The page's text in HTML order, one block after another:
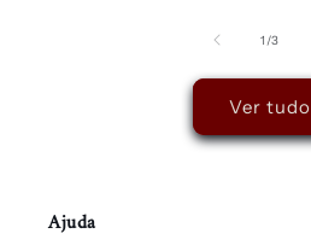
1 /de
3
Ver tudo
Ajuda